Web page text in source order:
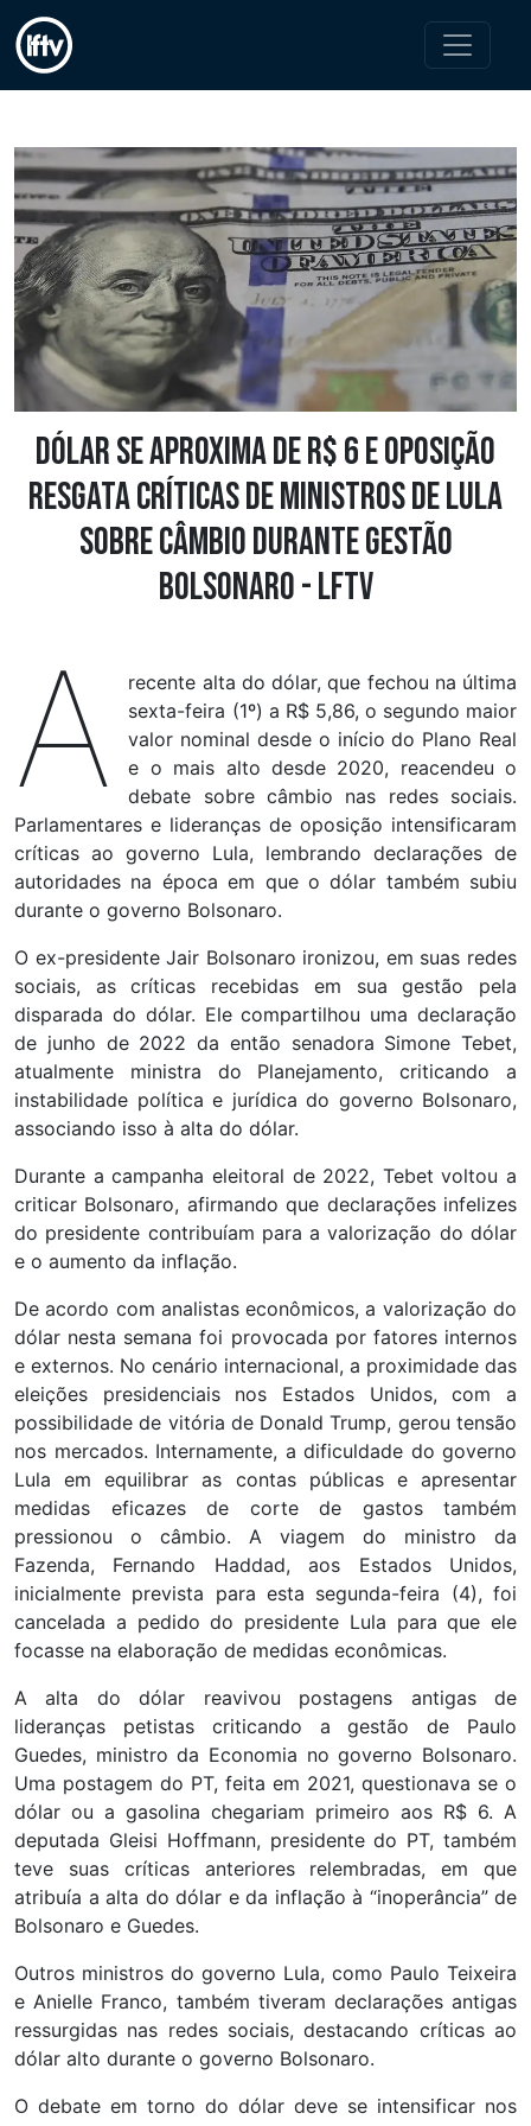
Dólar se aproxima de R$ 6 e oposição
resgata críticas de ministros de Lula
sobre câmbio durante gestão
Bolsonaro - LFTV
A
recente alta do dólar, que fechou na última
sexta-feira (1º) a R$ 5,86, o segundo maior
valor nominal desde o início do Plano Real
e o mais alto desde 2020, reacendeu o
debate sobre câmbio nas redes sociais.
Parlamentares e lideranças de oposição intensificaram
críticas ao governo Lula, lembrando declarações de
autoridades na época em que o dólar também subiu
durante o governo Bolsonaro.
O ex-presidente Jair Bolsonaro ironizou, em suas redes
sociais, as críticas recebidas em sua gestão pela
disparada do dólar. Ele compartilhou uma declaração
de junho de 2022 da então senadora Simone Tebet,
atualmente ministra do Planejamento, criticando a
instabilidade política e jurídica do governo Bolsonaro,
associando isso à alta do dólar.
Durante a campanha eleitoral de 2022, Tebet voltou a
criticar Bolsonaro, afirmando que declarações infelizes
do presidente contribuíam para a valorização do dólar
e o aumento da inflação.
De acordo com analistas econômicos, a valorização do
dólar nesta semana foi provocada por fatores internos
e externos. No cenário internacional, a proximidade das
eleições presidenciais nos Estados Unidos, com a
possibilidade de vitória de Donald Trump, gerou tensão
nos mercados. Internamente, a dificuldade do governo
Lula em equilibrar as contas públicas e apresentar
medidas eficazes de corte de gastos também
pressionou o câmbio. A viagem do ministro da
Fazenda, Fernando Haddad, aos Estados Unidos,
inicialmente prevista para esta segunda-feira (4), foi
cancelada a pedido do presidente Lula para que ele
focasse na elaboração de medidas econômicas.
A alta do dólar reavivou postagens antigas de
lideranças petistas criticando a gestão de Paulo
Guedes, ministro da Economia no governo Bolsonaro.
Uma postagem do PT, feita em 2021, questionava se o
dólar ou a gasolina chegariam primeiro aos R$ 6. A
deputada Gleisi Hoffmann, presidente do PT, também
teve suas críticas anteriores relembradas, em que
atribuía a alta do dólar e da inflação à “inoperância” de
Bolsonaro e Guedes.
Outros ministros do governo Lula, como Paulo Teixeira
e Anielle Franco, também tiveram declarações antigas
ressurgidas nas redes sociais, destacando críticas ao
dólar alto durante o governo Bolsonaro.
O debate em torno do dólar deve se intensificar nos